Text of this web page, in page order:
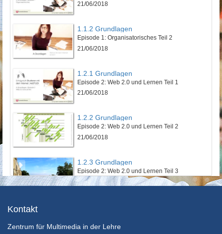
21/06/2018
1.1.2 Grundlagen
Episode 1: Organisatorisches Teil 2
21/06/2018
1.2.1 Grundlagen
Episode 2: Web 2.0 und Lernen Teil 1
21/06/2018
1.2.2 Grundlagen
Episode 2: Web 2.0 und Lernen Teil 2
21/06/2018
1.2.3 Grundlagen
Episode 2: Web 2.0 und Lernen Teil 3
21/06/2018
21/06/2018
Kontakt
Zentrum für Multimedia in der Lehre